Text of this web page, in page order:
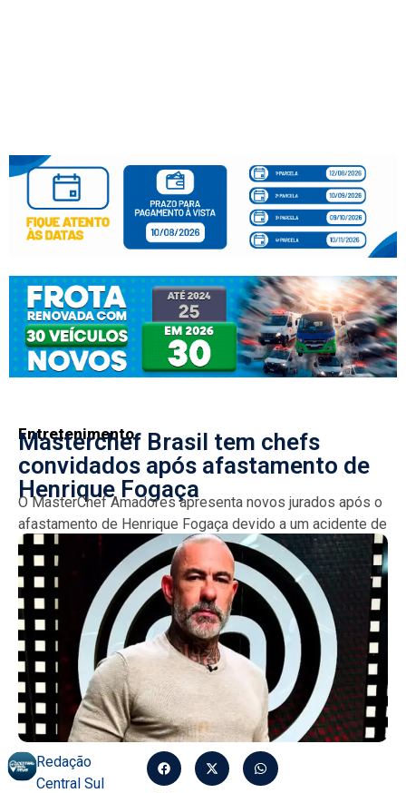
Entretenimento
Masterchef Brasil tem chefs
convidados após afastamento de
Henrique Fogaça
O MasterChef Amadores apresenta novos jurados após o
afastamento de Henrique Fogaça devido a um acidente de
moto. Jiang Pu, Gloria e Teresa assumem a...
Redação
Central Sul